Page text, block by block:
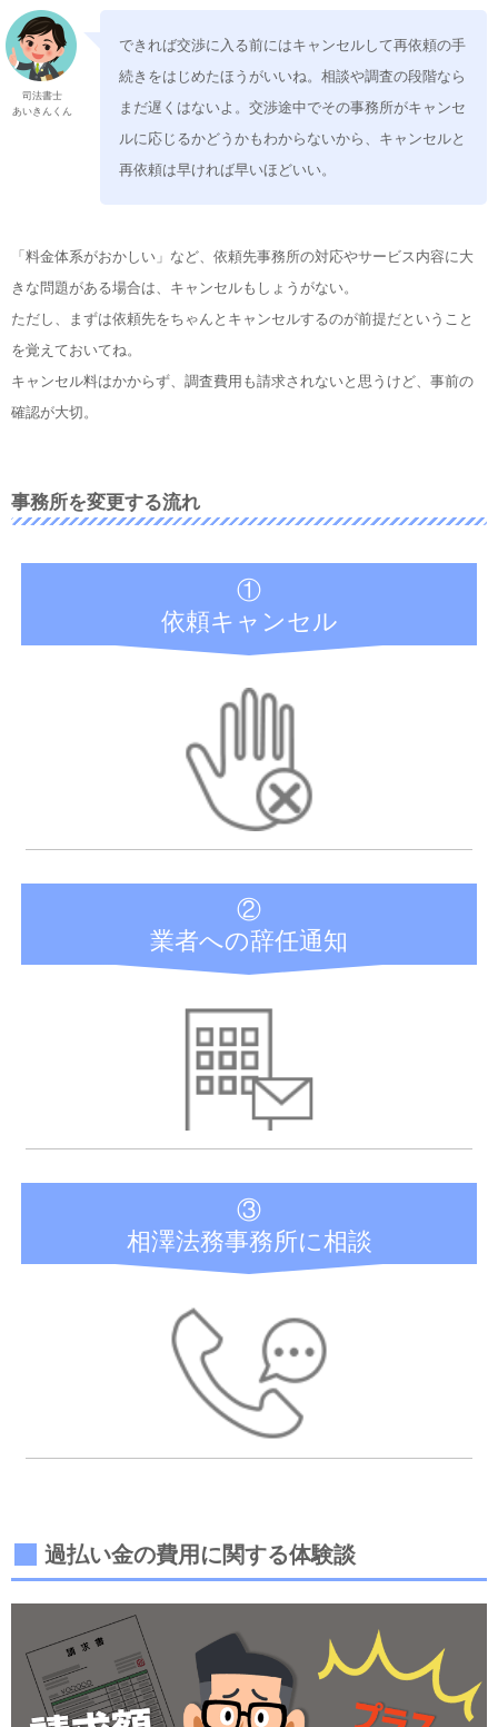
司法書士
あいきんくん
できれば交渉に入る前にはキャンセルして再依頼の手
続きをはじめたほうがいいね。相談や調査の段階なら
まだ遅くはないよ。交渉途中でその事務所がキャンセ
ルに応じるかどうかもわからないから、キャンセルと
再依頼は早ければ早いほどいい。
「料金体系がおかしい」など、依頼先事務所の対応やサービス内容に大
きな問題がある場合は、キャンセルもしょうがない。
ただし、まずは依頼先をちゃんとキャンセルするのが前提だということ
を覚えておいてね。
キャンセル料はかからず、調査費用も請求されないと思うけど、事前の
確認が大切。
事務所を変更する流れ
①
依頼キャンセル
②
業者への辞任通知
③
相澤法務事務所に相談
過払い金の費用に関する体験談